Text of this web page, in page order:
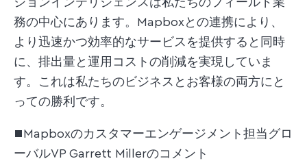
ションインテリジェンスは私たちのフィールド業
務の中心にあります。Mapboxとの連携により、
より迅速かつ効率的なサービスを提供すると同時
に、排出量と運用コストの削減を実現していま
す。これは私たちのビジネスとお客様の両方にと
っての勝利です。
■Mapboxのカスタマーエンゲージメント担当グロ
ーバルVP Garrett Millerのコメント